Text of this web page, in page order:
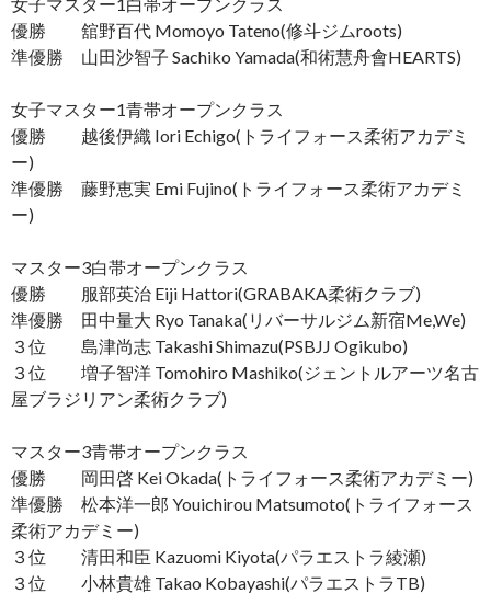
優勝 舘野百代 Momoyo Tateno(修斗ジムroots)
準優勝 山田沙智子 Sachiko Yamada(和術慧舟會HEARTS)
女子マスター1青帯オープンクラス
優勝 越後伊織 Iori Echigo(トライフォース柔術アカデミ
ー)
準優勝 藤野恵実 Emi Fujino(トライフォース柔術アカデミ
ー)
マスター3白帯オープンクラス
優勝 服部英治 Eiji Hattori(GRABAKA柔術クラブ)
準優勝 田中量大 Ryo Tanaka(リバーサルジム新宿Me,We)
３位 島津尚志 Takashi Shimazu(PSBJJ Ogikubo)
３位 増子智洋 Tomohiro Mashiko(ジェントルアーツ名古
屋ブラジリアン柔術クラブ)
マスター3青帯オープンクラス
優勝 岡田啓 Kei Okada(トライフォース柔術アカデミー)
準優勝 松本洋一郎 Youichirou Matsumoto(トライフォース
柔術アカデミー)
３位 清田和臣 Kazuomi Kiyota(パラエストラ綾瀬)
３位 小林貴雄 Takao Kobayashi(パラエストラTB)